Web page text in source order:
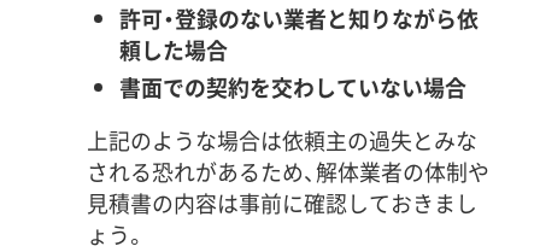
許可・登録のない業者と知りながら依
頼した場合
書面での契約を交わしていない場合
上記のような場合は依頼主の過失とみな
される恐れがあるため、解体業者の体制や
見積書の内容は事前に確認しておきまし
ょう。